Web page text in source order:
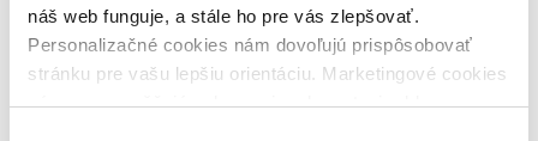
náš web funguje, a stále ho pre vás zlepšovať.
Personalizačné cookies nám dovoľujú prispôsobovať
stránku pre vašu lepšiu orientáciu. Marketingové cookies
nám zas umožňujú zobrazenie relevantnej reklamy.
Bestsellery
Top hodnotené